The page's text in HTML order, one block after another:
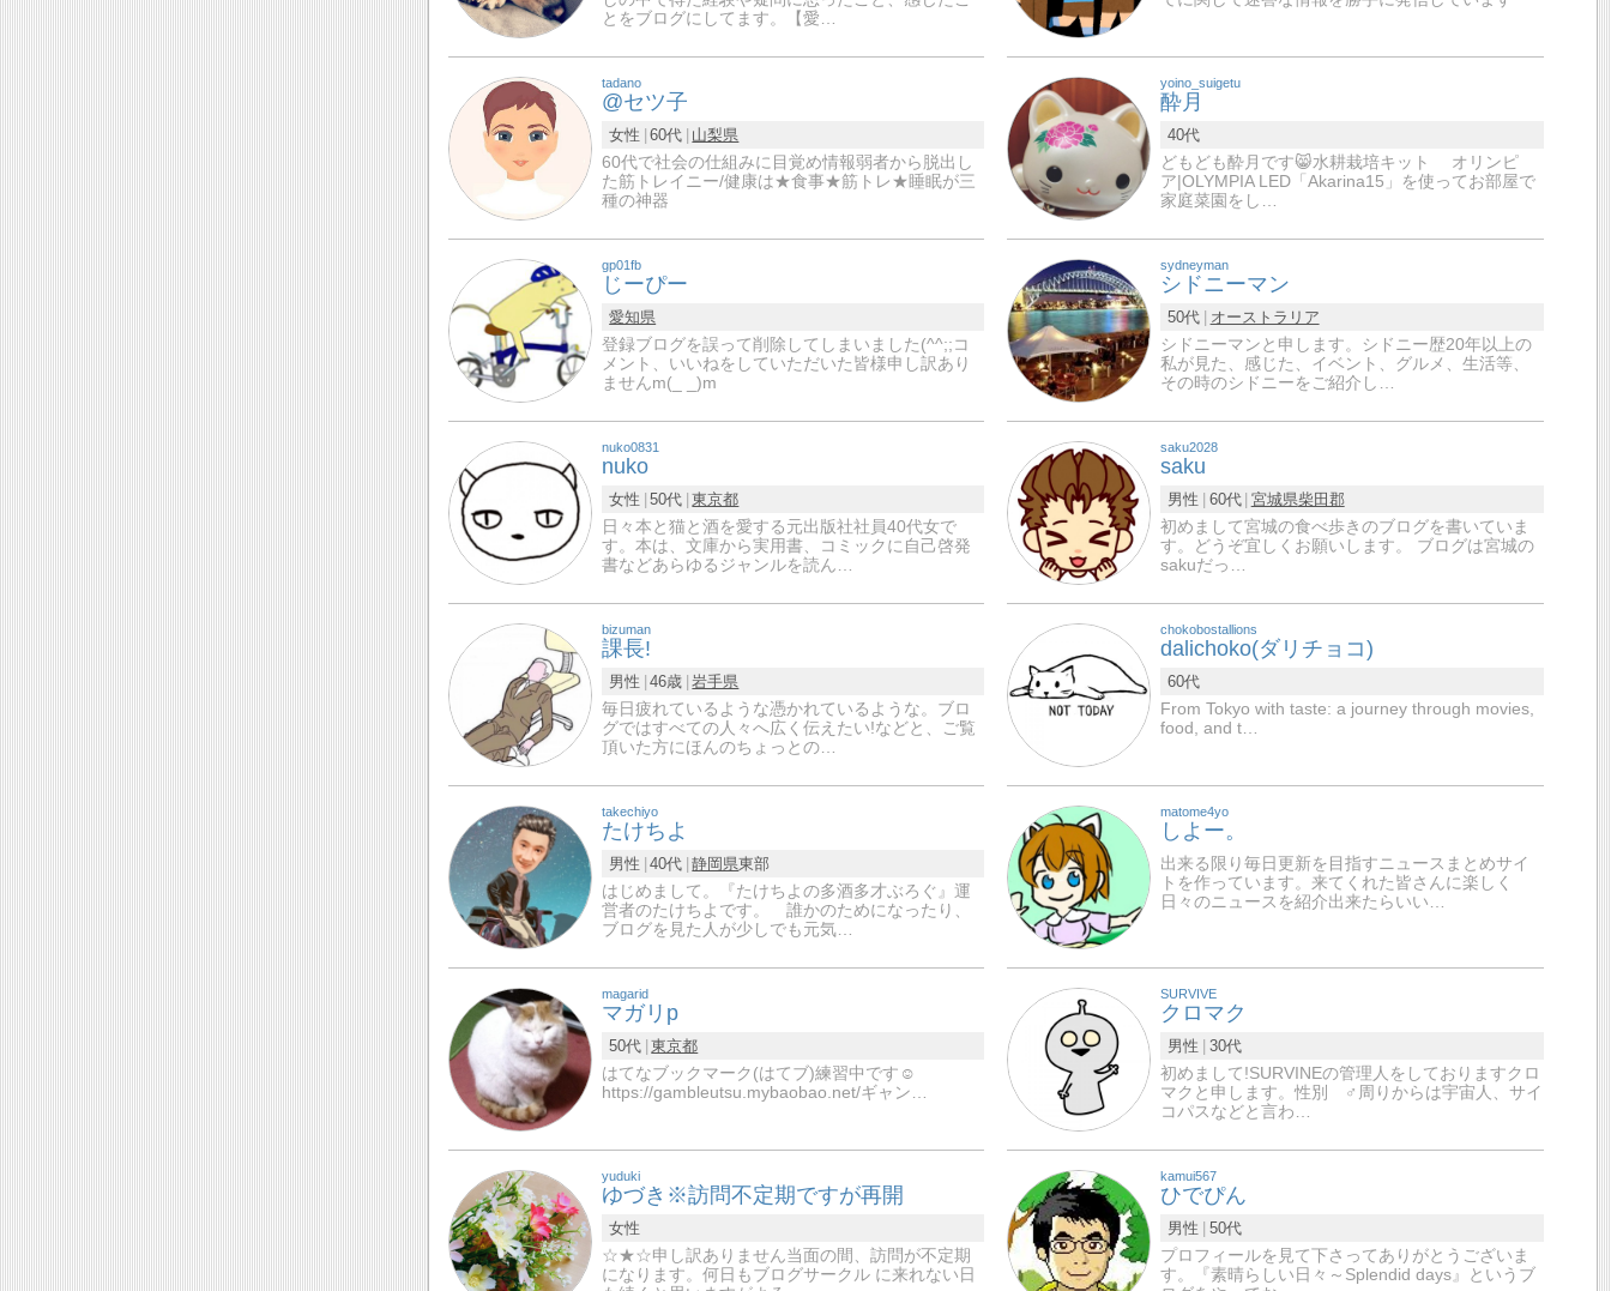
とをブログにしてます。【愛…
tadano
@セツ子
女性 60代 山梨県
60代で社会の仕組みに目覚め情報弱者から脱出し
た筋トレイニー/健康は★食事★筋トレ★睡眠が三
種の神器
yoino_suigetu
酔月
40代
どもども酔月です😸水耕栽培キット オリンピ
ア|OLYMPIA LED「Akarina15」を使ってお部屋で
家庭菜園をし…
gp01fb
じーぴー
愛知県
登録ブログを誤って削除してしまいました(^^;;コ
メント、いいねをしていただいた皆様申し訳あり
ませんm(_ _)m
sydneyman
シドニーマン
50代
オーストラリア
シドニーマンと申します。シドニー歴20年以上の
私が見た、感じた、イベント、グルメ、生活等、
その時のシドニーをご紹介し…
nuko0831
nuko
女性 50代 東京都
日々本と猫と酒を愛する元出版社社員40代女で
す。本は、文庫から実用書、コミックに自己啓発
書などあらゆるジャンルを読ん…
saku2028
saku
男性 60代 宮城県柴田郡
初めまして宮城の食べ歩きのブログを書いていま
す。どうぞ宜しくお願いします。 ブログは宮城の
sakuだっ…
bizuman
課長!
男性 46歳 岩手県
毎日疲れているような憑かれているような。ブロ
グではすべての人々へ広く伝えたい!などと、ご覧
頂いた方にほんのちょっとの…
chokobostallions
dalichoko(ダリチョコ)
60代
From Tokyo with taste: a journey through movies,
food, and t…
takechiyo
たけちよ
男性 40代 静岡県東部
はじめまして。『たけちよの多酒多才ぶろぐ』運
営者のたけちよです。 誰かのためになったり、
ブログを見た人が少しでも元気…
matome4yo
しよー。
出来る限り毎日更新を目指すニュースまとめサイ
トを作っています。来てくれた皆さんに楽しく
日々のニュースを紹介出来たらいい…
magarid
マガリp
50代 東京都
はてなブックマーク(はてブ)練習中です☺️
https://gambleutsu.mybaobao.net/ギャン…
SURVIVE
クロマク
男性
30代
初めまして!SURVINEの管理人をしておりますクロ
マクと申します。性別 ♂周りからは宇宙人、サイ
コパスなどと言わ…
yuduki
ゆづき※訪問不定期ですが再開
女性
☆★☆申し訳ありません当面の間、訪問が不定期
になります。何日もブログサークル に来れない日
kamui567
ひでぴん
男性
50代
プロフィールを見て下さってありがとうございま
す。『素晴らしい日々～Splendid days』というブ